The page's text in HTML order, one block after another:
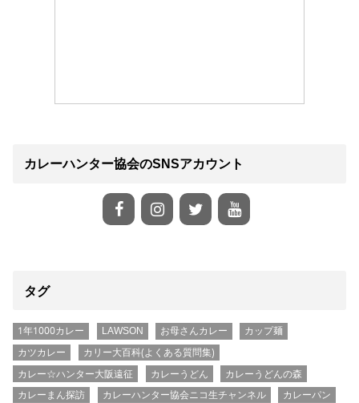
カレーハンター協会のSNSアカウント
タグ
1年1000カレー LAWSON お母さんカレー
カップ麺
カツカレー
カリー大百科(よくある質問集)
カレー☆ハンター大阪遠征
カレーうどん
カレーうどんの森
カレーまん探訪
カレーハンター協会ニコ生チャンネル
カレーパン